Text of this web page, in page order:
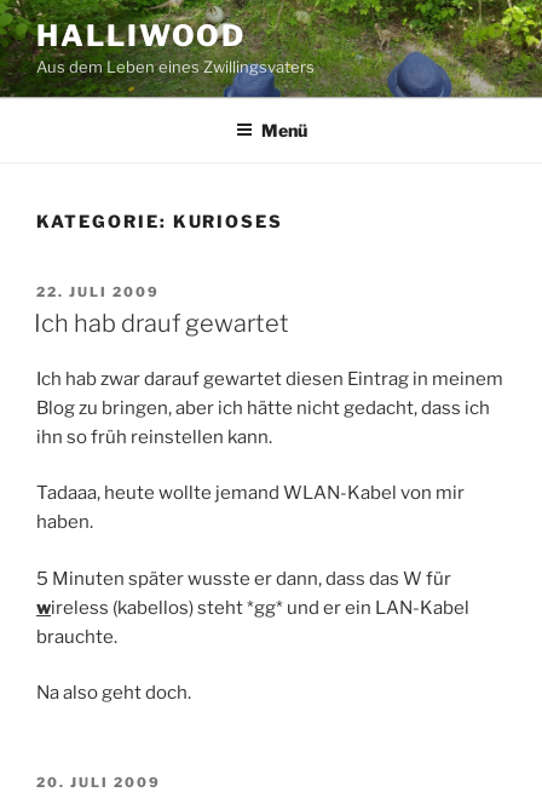
Zum
Inhalt
springen
HALLIWOOD
Aus dem Leben eines Zwillingsvaters
Menü
KATEGORIE: KURIOSES
VERÖFFENTLICHT
AM
22. JULI 2009
Ich hab drauf gewartet
Ich hab zwar darauf gewartet diesen Eintrag in meinem
Blog zu bringen, aber ich hätte nicht gedacht, dass ich
ihn so früh reinstellen kann.
Tadaaa, heute wollte jemand WLAN-Kabel von mir
haben.
5 Minuten später wusste er dann, dass das W für
wireless (kabellos) steht *gg* und er ein LAN-Kabel
brauchte.
Na also geht doch.
VERÖFFENTLICHT
20. JULI 2009